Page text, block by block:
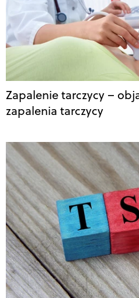
Zapalenie tarczycy –
zapalenia tarczycy